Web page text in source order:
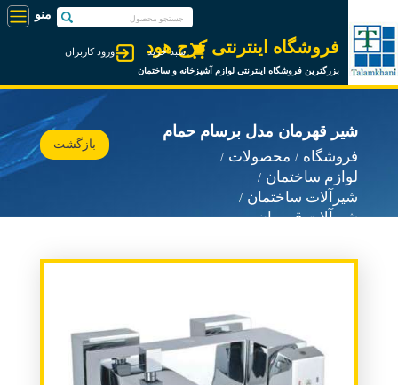
فروشگاه اینترنتی کرج هود
بزرگترین فروشگاه اینترنتی لوازم آشپزخانه و ساختمان
ورود کاربران سبد خرید
شیر قهرمان مدل برسام حمام
فروشگاه
محصولات
لوازم ساختمان
شیرآلات ساختمان
شیرآلات قهرمان
بازگشت